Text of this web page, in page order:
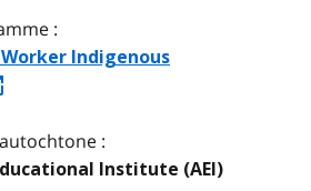
:
Indigenous
:
Institute (AEI)